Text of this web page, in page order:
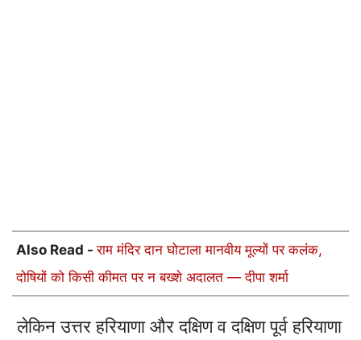
Also Read -राम मंदिर दान घोटाला मानवीय मूल्यों पर कलंक,
दोषियों को किसी कीमत पर न बख्शे अदालत — दीपा शर्मा
लेकिन उत्तर हरियाणा और दक्षिण व दक्षिण पूर्व हरियाणा